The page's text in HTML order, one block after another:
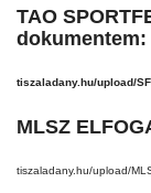
TAO
dokumentem:
tiszaladany.hu/upload/
MLSZ
tiszaladany.hu/upload/